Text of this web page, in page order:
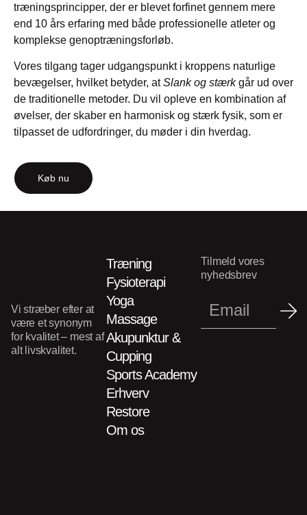
træningsprincipper, der er blevet forfinet gennem mere
end 10 års erfaring med både professionelle atleter og
komplekse genoptræningsforløb.
Vores tilgang tager udgangspunkt i kroppens naturlige
bevægelser, hvilket betyder, atSlank og stærkgår ud over
de traditionelle metoder. Du vil opleve en kombination af
øvelser, der skaber en harmonisk og stærk fysik, som er
tilpasset de udfordringer, du møder i din hverdag.
Køb nu
Vi stræber efter at
være et synonym
for kvalitet – mest af
alt livskvalitet.
Træning
Fysioterapi
Yoga
Massage
Akupunktur &
Cupping
Sports Academy
Erhverv
Restore
Om os
Tilmeld vores
nyhedsbrev